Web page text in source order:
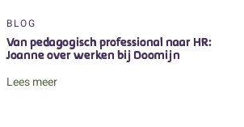
BLOG
Van pedagogisch professional naar HR:
Joanne over werken bij Doomijn
Lees meer